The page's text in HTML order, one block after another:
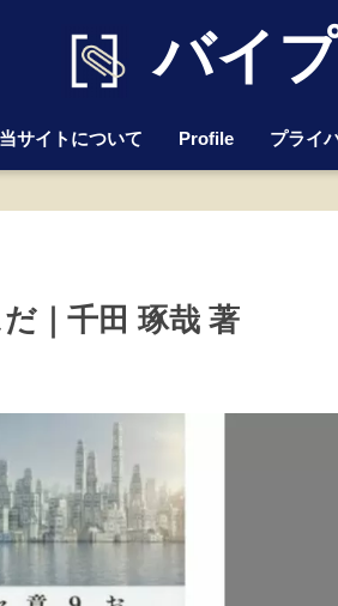
バイ
当サイトについて Profile プライ
｜千田 琢哉 著